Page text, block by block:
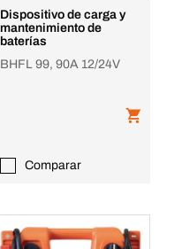
Dispositivo de carga y
mantenimiento de
baterías
BHFL 99, 90A 12/24V
Comparar